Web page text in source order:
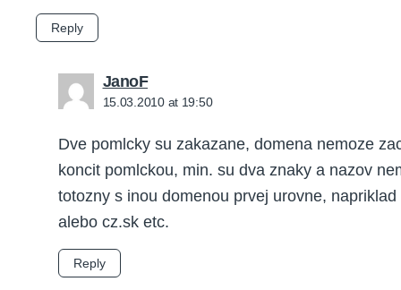
Reply
JanoFsays:
15.03.2010 at 19:50
Dve pomlcky su zakazane, domena nemoze
koncit pomlckou, min. su dva znaky a nazov
totozny s inou domenou prvej urovne, napriklad
alebo cz.sk etc.
Reply